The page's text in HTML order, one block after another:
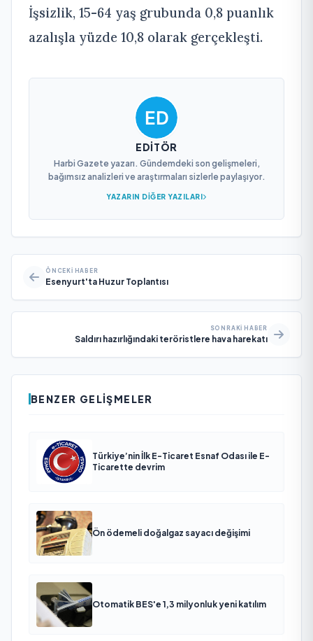
İşsizlik, 15-64 yaş grubunda 0,8 puanlık
azalışla yüzde 10,8 olarak gerçekleşti.
EDITÖR
Harbi Gazete yazarı. Gündemdeki son gelişmeleri,
bağımsız analizleri ve araştırmaları sizlerle paylaşıyor.
YAZARIN DIĞER YAZILARI
ÖNCEKI HABER
Esenyurt'ta Huzur Toplantısı
SONRAKI HABER
Saldırı hazırlığındaki teröristlere hava harekatı
BENZER GELIŞMELER
Türkiye’nin İlk E-Ticaret Esnaf Odası ile E-
Ticarette devrim
Ön ödemeli doğalgaz sayacı değişimi
Otomatik BES'e 1,3 milyonluk yeni katılım